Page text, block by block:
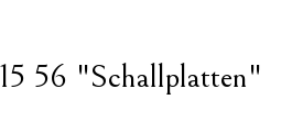
56 "Schallplatten"